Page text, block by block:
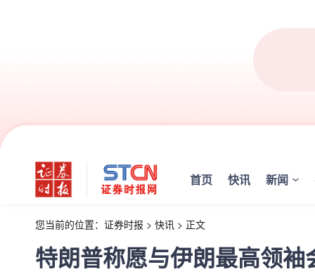
首页 快讯 新闻
您当前的位置： 证券时报 > 快讯 > 正文
特朗普称愿与伊朗最高领袖